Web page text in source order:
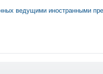
ведущими иностранными